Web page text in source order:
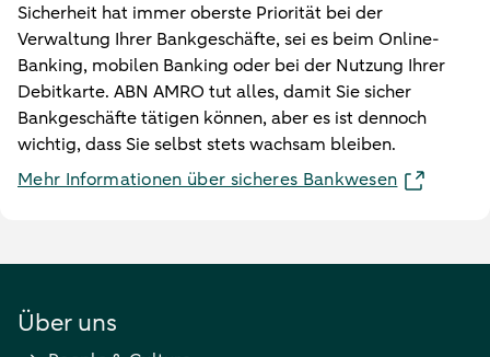
Sicherheit hat immer oberste Priorität bei der
Verwaltung Ihrer Bankgeschäfte, sei es beim Online-
Banking, mobilen Banking oder bei der Nutzung Ihrer
Debitkarte. ABN AMRO tut alles, damit Sie sicher
Bankgeschäfte tätigen können, aber es ist dennoch
wichtig, dass Sie selbst stets wachsam bleiben.
Mehr Informationen über sicheres Bankwesen
Über uns